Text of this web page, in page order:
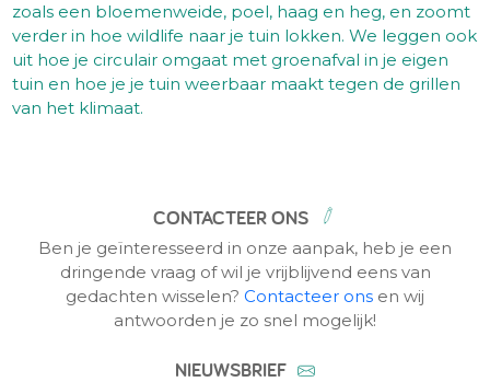
zoals een bloemenweide, poel, haag en heg, en zoomt
verder in hoe wildlife naar je tuin lokken. We leggen ook
uit hoe je circulair omgaat met groenafval in je eigen
tuin en hoe je je tuin weerbaar maakt tegen de grillen
van het klimaat.
CONTACTEER ONS
Ben je geïnteresseerd in onze aanpak, heb je een
dringende vraag of wil je vrijblijvend eens van
gedachten wisselen? Contacteer ons en wij
antwoorden je zo snel mogelijk!
NIEUWSBRIEF